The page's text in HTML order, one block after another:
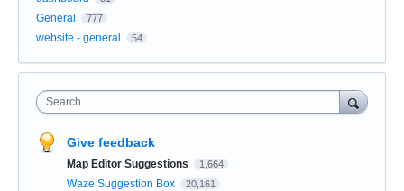
General 777
website - general 54
Search
Give feedback
Map Editor Suggestions 1,664
Waze Suggestion Box 20,161